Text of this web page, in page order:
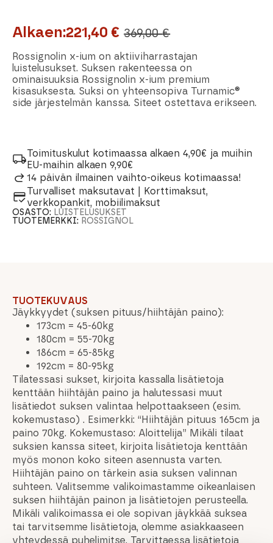
Alkaen: 369,00€
Alkuperäinen
hinta
oli:
369,00 €.
221,40 €
Nykyinen
hinta
on:
221,40 €.
Rossignolin x-ium on aktiiviharrastajan
luistelusukset. Suksen rakenteessa on
ominaisuuksia Rossignolin x-ium premium
kisasuksesta. Suksi on yhteensopiva Turnamic®
side järjestelmän kanssa. Siteet ostettava erikseen.
Toimituskulut kotimaassa alkaen 4,90€ ja muihin
EU-maihin alkaen 9,90€
14 päivän ilmainen vaihto-oikeus kotimaassa!
Turvalliset maksutavat | Korttimaksut,
verkkopankit, mobiilimaksut
OSASTO: LUISTELUSUKSET
TUOTEMERKKI: ROSSIGNOL
TUOTEKUVAUS
Jäykkyydet (suksen pituus/hiihtäjän paino):
173cm = 45-60kg
180cm = 55-70kg
186cm = 65-85kg
192cm = 80-95kg
Tilatessasi sukset, kirjoita kassalla lisätietoja
kenttään hiihtäjän paino ja halutessasi muut
lisätiedot suksen valintaa helpottaakseen (esim.
kokemustaso) . Esimerkki: “Hiihtäjän pituus 165cm ja
paino 70kg. Kokemustaso: Aloittelija” Mikäli tilaat
suksien kanssa siteet, kirjoita lisätietoja kenttään
myös monon koko siteen asennusta varten.
Hiihtäjän paino on tärkein asia suksen valinnan
suhteen. Valitsemme valikoimastamme oikeanlaisen
suksen hiihtäjän painon ja lisätietojen perusteella.
Mikäli valikoimassa ei ole sopivan jäykkää suksea
tai tarvitsemme lisätietoja, olemme asiakkaaseen
yhteydessä puhelimitse. Tarvittaessa lisätietoja